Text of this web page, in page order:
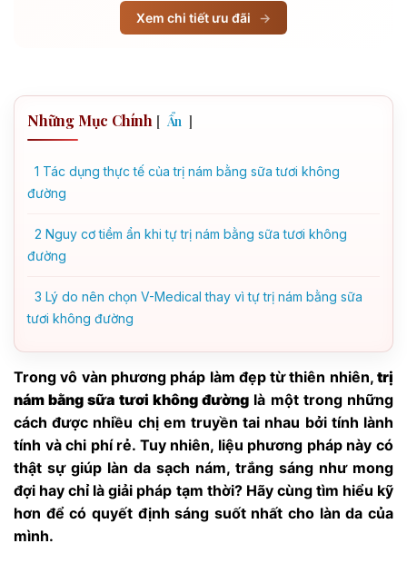
Xem chi tiết ưu đãi →
Những Mục Chính [ Ẩn ]
1 Tác dụng thực tế của trị nám bằng sữa tươi không
đường
2 Nguy cơ tiềm ẩn khi tự trị nám bằng sữa tươi không
đường
3 Lý do nên chọn V-Medical thay vì tự trị nám bằng sữa
tươi không đường
Trong vô vàn phương pháp làm đẹp từ thiên nhiên, trị
nám bằng sữa tươi không đường là một trong những
cách được nhiều chị em truyền tai nhau bởi tính lành
tính và chi phí rẻ. Tuy nhiên, liệu phương pháp này có
thật sự giúp làn da sạch nám, trắng sáng như mong
đợi hay chỉ là giải pháp tạm thời? Hãy cùng tìm hiểu kỹ
hơn để có quyết định sáng suốt nhất cho làn da của
mình.